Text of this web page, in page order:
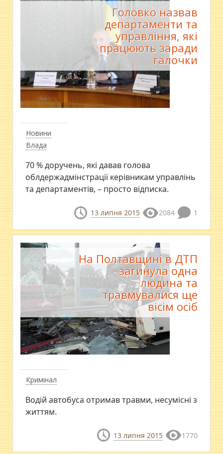
Новини
Влада
Головко назвав
департаменти та
управління, які
працюють заради
галочки
70 % доручень, які давав голова
облдержадмінстрації керівникам управлінь
та департаментів, – просто відписка.
13 липня 2015 2084 1
Кримінал
На Полтавщині в ДТП
загинула одна
людина та
травмувалися ще
вісім осіб
Водій автобуса отримав травми, несумісні з
життям.
13 липня 2015 1770